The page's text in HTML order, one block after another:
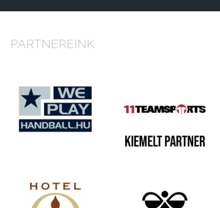
PARTNEREINK